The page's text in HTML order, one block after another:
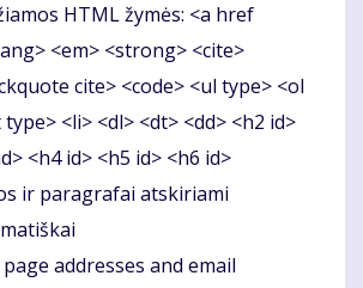
HTML žymės: <a href
<em> <strong> <cite>
cite> <code> <ul type> <ol
<li> <dl> <dt> <dd> <h2 id>
<h4 id> <h5 id> <h6 id>
ir paragrafai atskiriami
addresses and email